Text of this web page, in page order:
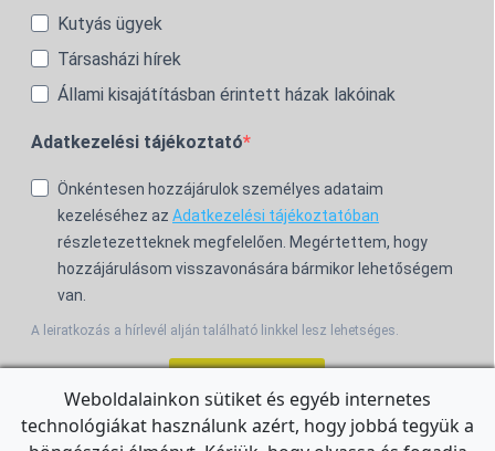
Kutyás ügyek
Társasházi hírek
Állami kisajátításban érintett házak lakóinak
Adatkezelési tájékoztató
Önkéntesen hozzájárulok személyes adataim
kezeléséhez az Adatkezelési tájékoztatóban
részletezetteknek megfelelően. Megértettem, hogy
hozzájárulásom visszavonására bármikor lehetőségem
van.
A leiratkozás a hírlevél alján található linkkel lesz lehetséges.
For the English Newsletter, clickHERE.
Weboldalainkon sütiket és egyéb internetes
technológiákat használunk azért, hogy jobbá tegyük a